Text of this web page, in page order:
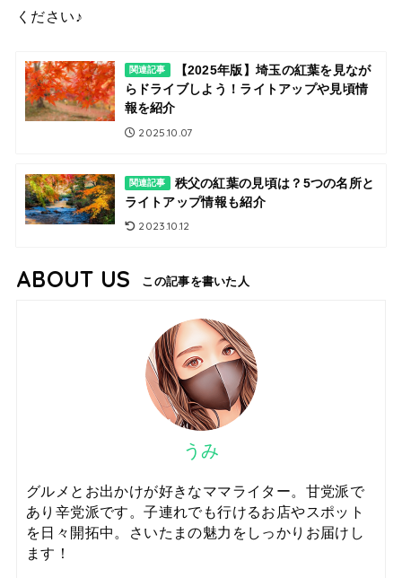
ください♪
関連記事
【2025年版】埼玉の紅葉を見なが
らドライブしよう！ライトアップや見頃情
報を紹介
2025.10.07
関連記事
秩父の紅葉の見頃は？5つの名所と
ライトアップ情報も紹介
2023.10.12
ABOUT US この記事を書いた人
うみ
グルメとお出かけが好きなママライター。甘党派で
あり辛党派です。子連れでも行けるお店やスポット
を日々開拓中。さいたまの魅力をしっかりお届けし
ます！